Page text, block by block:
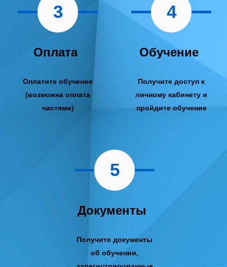
3
Оплата
Оплатите обучение
(возможна оплата
частями)
4
Обучение
Получите доступ к
личному кабинету и
пройдите обучение
5
Документы
Получите документы
об обучении,